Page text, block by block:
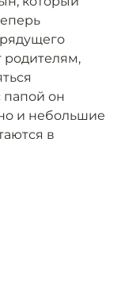
родителям,
папой он
и небольшие
в